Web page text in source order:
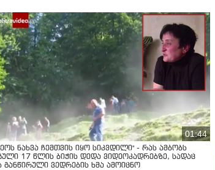
01:44
ნახვა ჩემთვის იყო სიკვდილი" - რას ამბობს
17 წლის ბიჭის დედა ვიდეოკადრებზე, სადაც
განწირული ვედრების ხმა ამოიცნო